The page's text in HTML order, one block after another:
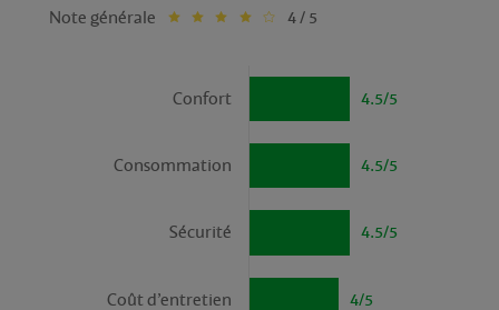
Note générale 4 / 5
4.5/5
Confort
4.5/5
Consommation
4.5/5
Sécurité
4/5
Coût d’entretien